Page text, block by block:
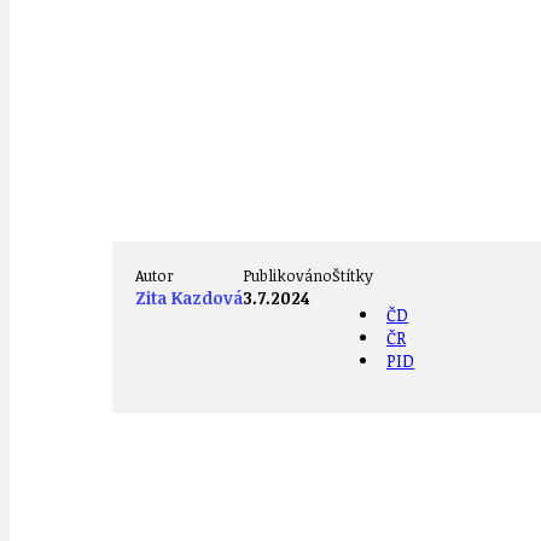
Autor
Zita Kazdová
Publikováno
3.7.2024
Štítky
ČD
ČR
PID